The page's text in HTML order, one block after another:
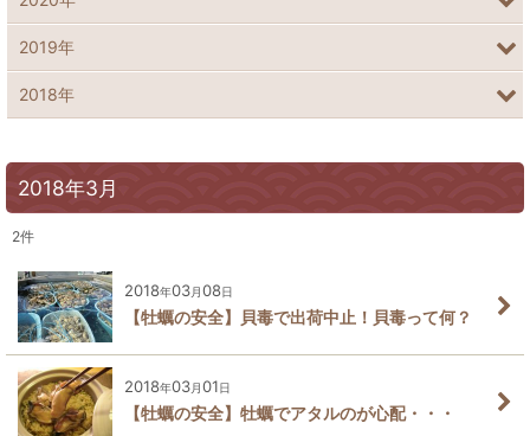
2018年3月
2件
2018年03月08日
【牡蠣の安全】貝毒で出荷中止！貝毒って何？
2018年03月01日
【牡蠣の安全】牡蠣でアタルのが心配・・・
2019年
2018年